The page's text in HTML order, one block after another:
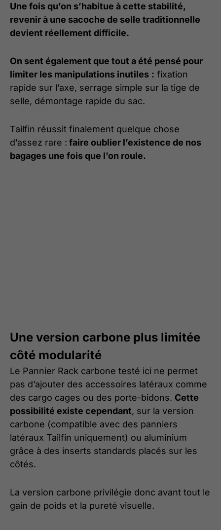
Une fois qu’on s’habitue à cette stabilité,
revenir à une sacoche de selle traditionnelle
devient réellement difficile.
On sent également que tout a été pensé pour
limiter les manipulations inutiles : fixation
rapide sur l’axe, serrage simple sur la tige de
selle, démontage rapide du sac.
Tailfin réussit finalement quelque chose
d’assez rare : faire oublier l’existence de nos
bagages une fois que l’on roule.
Une version carbone plus limitée
côté modularité
Le Pannier Rack carbone testé ici ne permet
pas d’ajouter des accessoires latéraux comme
des cargo cages ou des porte-bidons. Cette
possibilité existe cependant, sur la version
carbone (compatible avec des panniers
latéraux Tailfin uniquement) ou aluminium
grâce à des inserts standards placés sur les
côtés.
La version carbone privilégie donc avant tout le
gain de poids et la pureté visuelle.